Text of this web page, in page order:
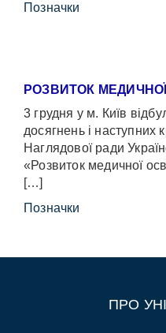
Позначки
РОЗВИТОК
3 грудня у м. Київ
досягнень і наступних
Наглядової ради
«Розвиток медичної
[…]
Позначки
ПРО